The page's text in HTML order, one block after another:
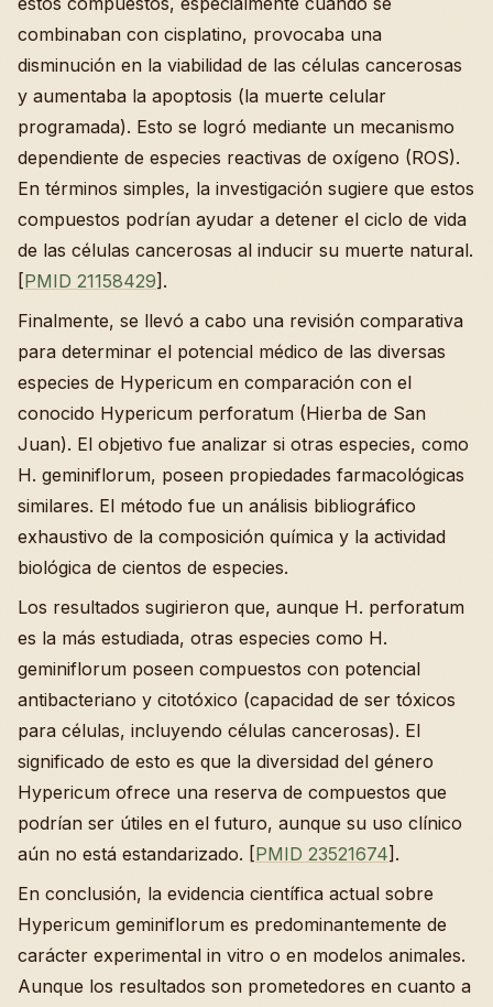
combinaban con cisplatino, provocaba una
disminución en la viabilidad de las células cancerosas
y aumentaba la apoptosis (la muerte celular
programada). Esto se logró mediante un mecanismo
dependiente de especies reactivas de oxígeno (ROS).
En términos simples, la investigación sugiere que estos
compuestos podrían ayudar a detener el ciclo de vida
de las células cancerosas al inducir su muerte natural.
[PMID 21158429].
Finalmente, se llevó a cabo una revisión comparativa
para determinar el potencial médico de las diversas
especies de Hypericum en comparación con el
conocido Hypericum perforatum (Hierba de San
Juan). El objetivo fue analizar si otras especies, como
H. geminiflorum, poseen propiedades farmacológicas
similares. El método fue un análisis bibliográfico
exhaustivo de la composición química y la actividad
biológica de cientos de especies.
Los resultados sugirieron que, aunque H. perforatum
es la más estudiada, otras especies como H.
geminiflorum poseen compuestos con potencial
antibacteriano y citotóxico (capacidad de ser tóxicos
para células, incluyendo células cancerosas). El
significado de esto es que la diversidad del género
Hypericum ofrece una reserva de compuestos que
podrían ser útiles en el futuro, aunque su uso clínico
aún no está estandarizado. [PMID 23521674].
En conclusión, la evidencia científica actual sobre
Hypericum geminiflorum es predominantemente de
carácter experimental in vitro o en modelos animales.
Aunque los resultados son prometedores en cuanto a